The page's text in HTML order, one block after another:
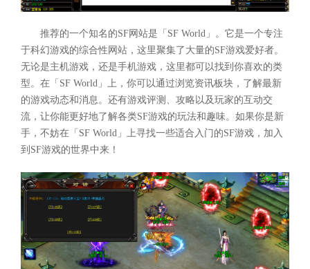
推荐的一个知名的SF网站是「SF World」。它是一个专注
于科幻游戏的综合性网站，这里聚集了大量的SF游戏爱好者。
无论是主机游戏，还是手机游戏，这里都可以找到你喜欢的类
型。在「SF World」上，你可以通过浏览资讯板块，了解最新
的游戏动态和消息。还有游戏评测、攻略以及玩家的互动交
流，让你能更好地了解各类SF游戏的玩法和趣味。如果你是新
手，不妨在「SF World」上寻找一些适合入门的SF游戏，加入
到SF游戏的世界中来！